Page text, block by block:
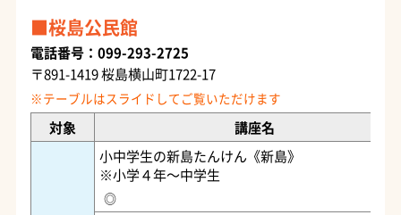
桜島公民館
電話番号：099-293-2725
〒891-1419 桜島横山町1722-17
対象 講座名
小中学生の新島たんけん《新島》
※小学４年～中学生
◎